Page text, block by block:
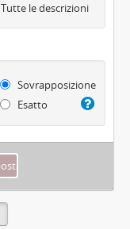
Tutte le descrizioni
Sovrapposizione
Esatto